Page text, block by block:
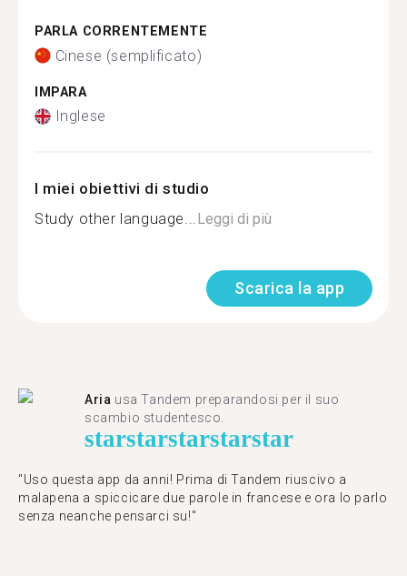
PARLA CORRENTEMENTE
Cinese (semplificato)
IMPARA
Inglese
I miei obiettivi di studio
Study other language...Leggi di più
Scarica la app
Aria usa Tandem preparandosi per il suo
scambio studentesco.
starstarstarstarstar
"Uso questa app da anni! Prima di Tandem riuscivo a
malapena a spiccicare due parole in francese e ora lo parlo
senza neanche pensarci su!"